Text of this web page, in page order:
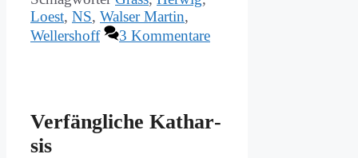
Loest, NS, Walser Martin,
Wellershoff
3 Kommentare
Ver­fäng­li­che Ka­thar­
sis